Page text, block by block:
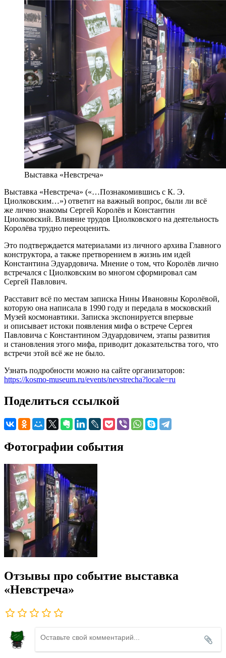
Выставка «Невстреча»
Выставка «Невстреча» («…Познакомившись с К. Э.
Циолковским…») ответит на важный вопрос, были ли всё
же лично знакомы Сергей Королёв и Константин
Циолковский. Влияние трудов Циолковского на деятельность
Королёва трудно переоценить.
Это подтверждается материалами из личного архива Главного
конструктора, а также претворением в жизнь им идей
Константина Эдуардовича. Мнение о том, что Королёв лично
встречался с Циолковским во многом сформировал сам
Сергей Павлович.
Расставит всё по местам записка Нины Ивановны Королёвой,
которую она написала в 1990 году и передала в московский
Музей космонавтики. Записка экспонируется впервые
и описывает истоки появления мифа о встрече Сергея
Павловича с Константином Эдуардовичем, этапы развития
и становления этого мифа, приводит доказательства того, что
встречи этой всё же не было.
Узнать подробности можно на сайте организаторов:
https://kosmo-museum.ru/events/nevstrecha?locale=ru
Поделиться ссылкой
Фотографии события
Отзывы про событие выставка
«Невстреча»